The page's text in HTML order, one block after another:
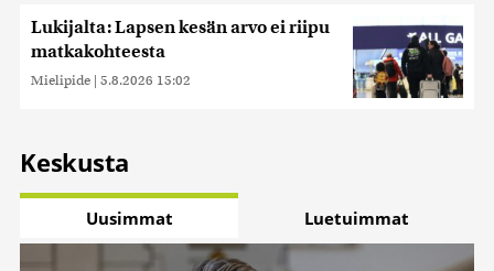
Lukijalta: Lapsen kesän arvo ei riipu
matkakohteesta
Mielipide | 5.8.2026 15:02
Keskusta
Uusimmat Luetuimmat